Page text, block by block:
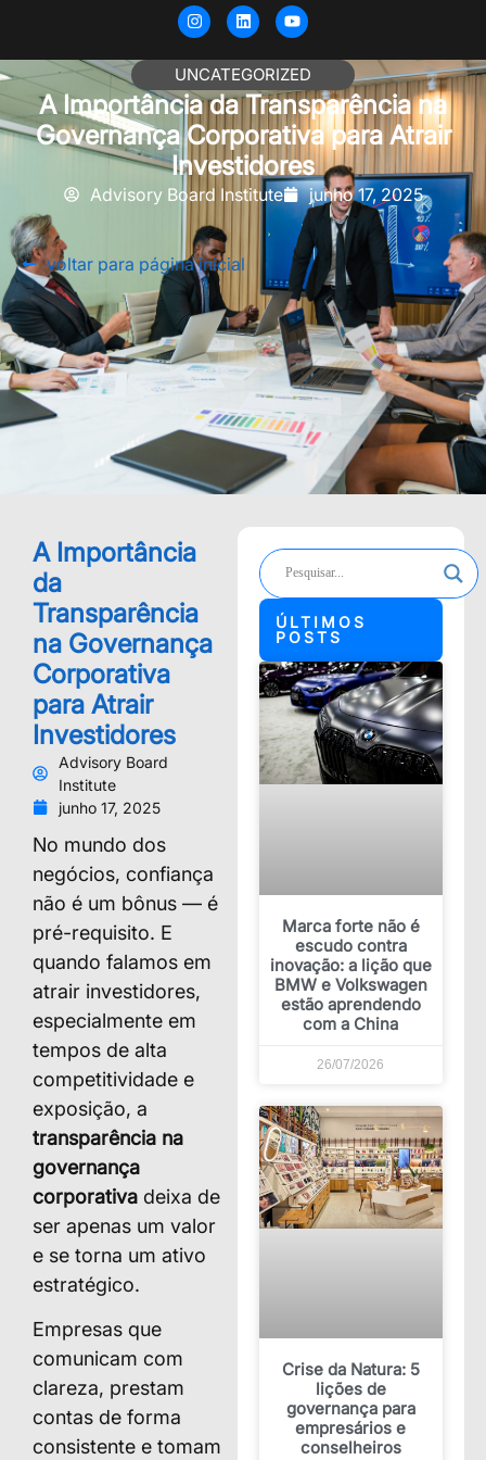
UNCATEGORIZED
A Importância da Transparência na
Governança Corporativa para Atrair
Investidores
Advisory Board Institute junho 17, 2025
voltar para página inicial
A Importância
da
Transparência
na Governança
Corporativa
para Atrair
Investidores
Advisory Board
Institute
junho 17, 2025
No mundo dos
negócios, confiança
não é um bônus — é
pré-requisito. E
quando falamos em
atrair investidores,
especialmente em
tempos de alta
competitividade e
exposição, a
transparência na
governança
corporativa deixa de
ser apenas um valor
e se torna um ativo
estratégico.
Empresas que
comunicam com
clareza, prestam
contas de forma
consistente e tomam
ÚLTIMOS
POSTS
Marca forte não é
escudo contra
inovação: a lição que
BMW e Volkswagen
estão aprendendo
com a China
26/07/2026
Crise da Natura: 5
lições de
governança para
empresários e
conselheiros